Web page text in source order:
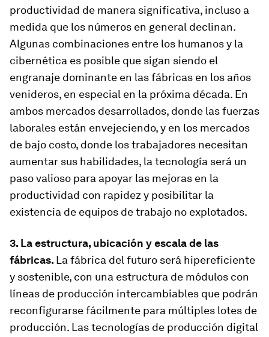
productividad de manera significativa, incluso a
medida que los números en general declinan.
Algunas combinaciones entre los humanos y la
cibernética es posible que sigan siendo el
engranaje dominante en las fábricas en los años
venideros, en especial en la próxima década. En
ambos mercados desarrollados, donde las fuerzas
laborales están envejeciendo, y en los mercados
de bajo costo, donde los trabajadores necesitan
aumentar sus habilidades, la tecnología será un
paso valioso para apoyar las mejoras en la
productividad con rapidez y posibilitar la
existencia de equipos de trabajo no explotados.
3. La estructura, ubicación y escala de las
fábricas. La fábrica del futuro será hipereficiente
y sostenible, con una estructura de módulos con
líneas de producción intercambiables que podrán
reconfigurarse fácilmente para múltiples lotes de
producción. Las tecnologías de producción digital